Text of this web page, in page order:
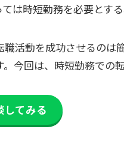
は時短勤務を必要とす
活動を成功させるの
今回は、時短勤務での
してみる